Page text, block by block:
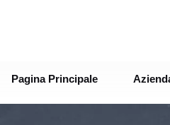
Pagina Principale